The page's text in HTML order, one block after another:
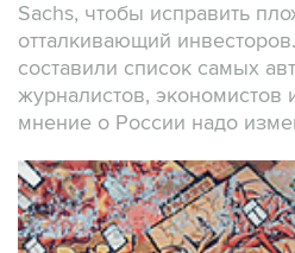
Sachs, чтобы исправить
отталкивающий
составили список самых
журналистов, экономистов
мнение о России надо